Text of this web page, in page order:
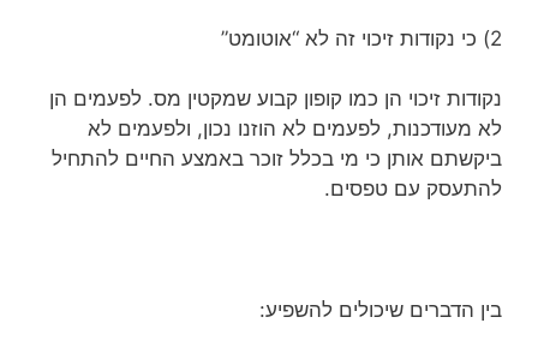
2) כי נקודות זיכוי זה לא “אוטומט”
נקודות זיכוי הן כמו קופון קבוע שמקטין מס. לפעמים הן
לא מעודכנות, לפעמים לא הוזנו נכון, ולפעמים לא
ביקשתם אותן כי מי בכלל זוכר באמצע החיים להתחיל
להתעסק עם טפסים.
בין הדברים שיכולים להשפיע: